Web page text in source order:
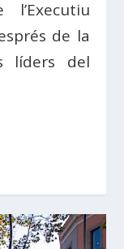
de la
líders del